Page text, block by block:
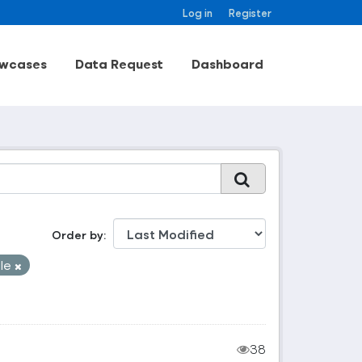
Log in Register
Data Request Dashboard
Order by
38